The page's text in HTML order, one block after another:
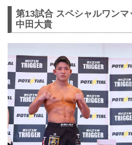
第13試合 スペシャルワン
中田大貴